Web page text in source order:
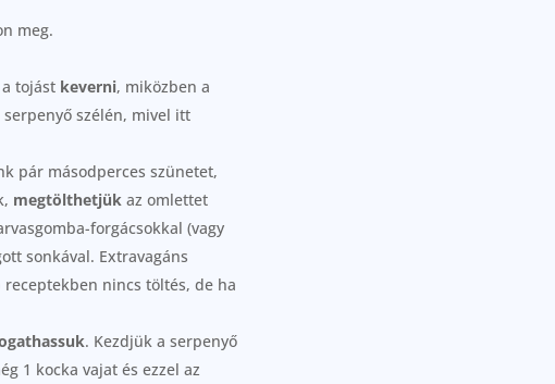
meg.
tojást keverni, miközben a
szélén, mivel itt
pár másodperces szünetet,
megtölthetjük az omlettet
forgácsokkal (vagy
sonkával. Extravagáns
nincs töltés, de ha
. Kezdjük a serpenyő
1 kocka vajat és ezzel az